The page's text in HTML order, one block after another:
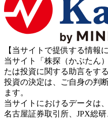
【当サイトで提供する情報
当サイト「株探（かぶたん
たは投資に関する助言をす
投資の決定は、ご自身の判
ます。
当サイトにおけるデータは
名古屋証券取引所、JPX総